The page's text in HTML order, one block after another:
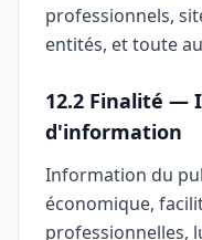
professionnels,
entités, et toute
12.2 Finalité —
d'information
Information du
économique,
professionnelles,